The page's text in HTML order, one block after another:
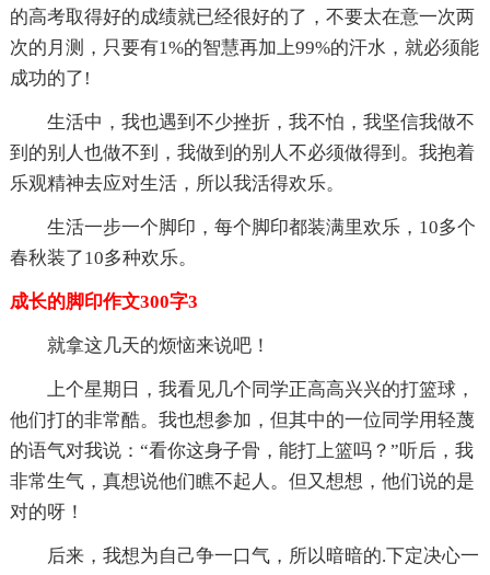
的高考取得好的成绩就已经很好的了，不要太在意一次两
次的月测，只要有1%的智慧再加上99%的汗水，就必须能
成功的了!
生活中，我也遇到不少挫折，我不怕，我坚信我做不
到的别人也做不到，我做到的别人不必须做得到。我抱着
乐观精神去应对生活，所以我活得欢乐。
生活一步一个脚印，每个脚印都装满里欢乐，10多个
春秋装了10多种欢乐。
成长的脚印作文300字3
就拿这几天的烦恼来说吧！
上个星期日，我看见几个同学正高高兴兴的打篮球，
他们打的非常酷。我也想参加，但其中的一位同学用轻蔑
的语气对我说：“看你这身子骨，能打上篮吗？”听后，我
非常生气，真想说他们瞧不起人。但又想想，他们说的是
对的呀！
后来，我想为自己争一口气，所以暗暗的.下定决心一